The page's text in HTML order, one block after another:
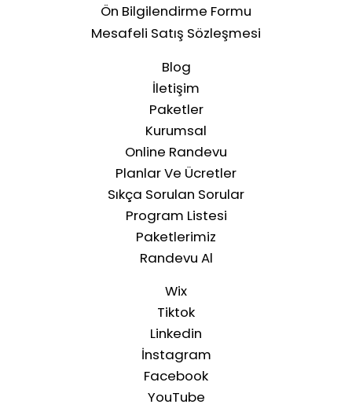
Ön Bilgilendirme Formu
Mesafeli Satış Sözleşmesi
Blog
İletişim
Paketler
Kurumsal
Online Randevu
Planlar Ve Ücretler
Sıkça Sorulan Sorular
Program Listesi
Paketlerimiz
Randevu Al
Wix
Tiktok
Linkedin
İnstagram
Facebook
YouTube